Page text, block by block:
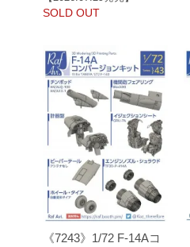
SOLD OUT
《7243》1/72 F-14Aコ